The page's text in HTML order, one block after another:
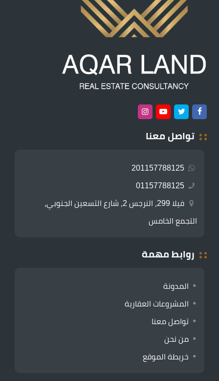
تواصل معنا
201157788125
01157788125
فيلا 299، النرجس 2، شارع التسعين الجنوبي،
التجمع الخامس
روابط مهمة
المدونة
المشروعات العقارية
تواصل معنا
من نحن
خريطة الموقع